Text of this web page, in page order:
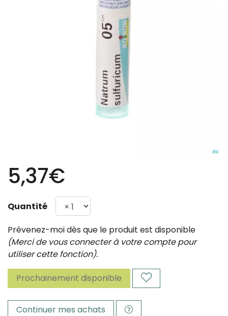
5,37€
Quantité
Prévenez-moi dès que le produit est disponible
(Merci de vous connecter à votre compte pour
utiliser cette fonction).
Prochainement disponible
Continuer mes achats